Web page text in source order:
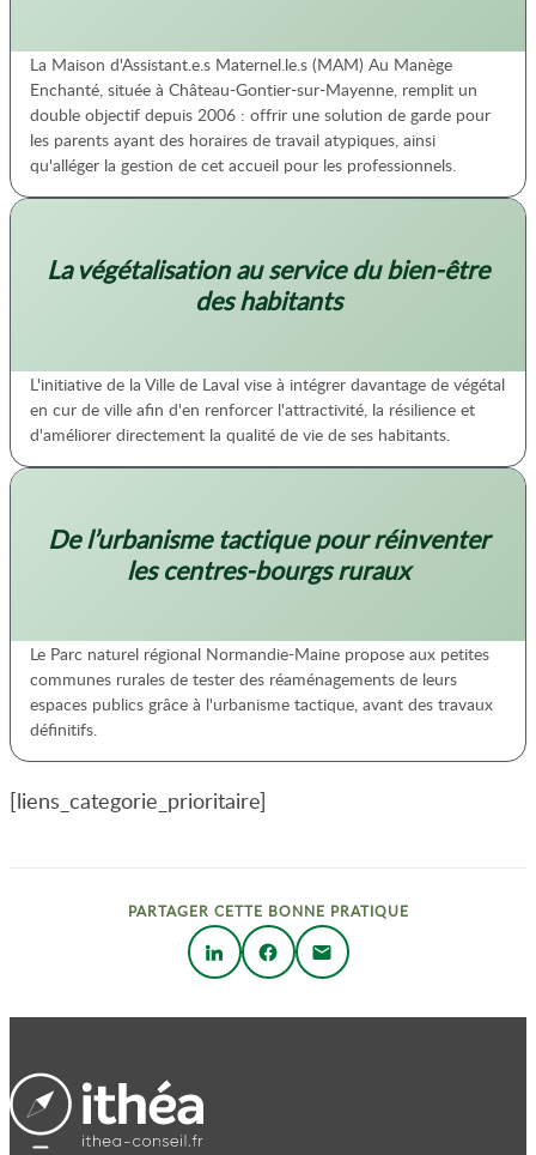
La Maison d'Assistant.e.s Maternel.le.s (MAM) Au Manège
Enchanté, située à Château-Gontier-sur-Mayenne, remplit un
double objectif depuis 2006 : offrir une solution de garde pour
les parents ayant des horaires de travail atypiques, ainsi
qu'alléger la gestion de cet accueil pour les professionnels.
La végétalisation au service du bien-être
des habitants
L'initiative de la Ville de Laval vise à intégrer davantage de végétal
en cur de ville afin d'en renforcer l'attractivité, la résilience et
d'améliorer directement la qualité de vie de ses habitants.
De l’urbanisme tactique pour réinventer
les centres-bourgs ruraux
Le Parc naturel régional Normandie-Maine propose aux petites
communes rurales de tester des réaménagements de leurs
espaces publics grâce à l'urbanisme tactique, avant des travaux
définitifs.
[liens_categorie_prioritaire]
PARTAGER CETTE BONNE PRATIQUE